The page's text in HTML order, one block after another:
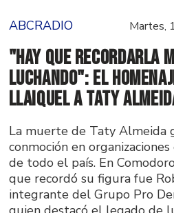
ABCRADIO Martes,
"Hay que recordarla
luchando": el
Llaiquel a Taty
La muerte de Taty Almeida
conmoción en
de todo el país. En
que recordó su figura fue
integrante del Grupo Pro